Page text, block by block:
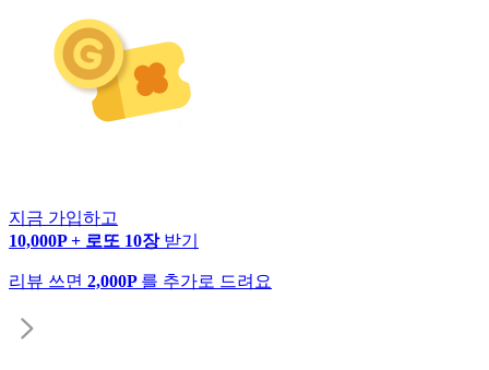
지금 가입하고
10,000P + 로또 10장 받기
리뷰 쓰면 2,000P 를 추가로 드려요